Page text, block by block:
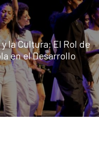
la Cultura: El Rol de
en el Desarrollo